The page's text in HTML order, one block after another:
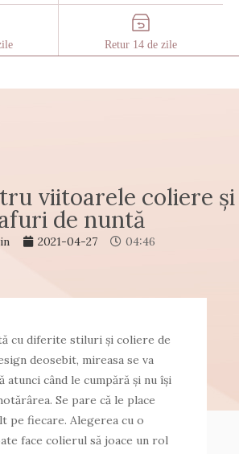
Retur 14 de zile
2021-04-27 04:46
viitoarele coliere și
de nuntă
cu diferite stiluri și coliere de
deosebit, mireasa se va
atunci când le cumpără și nu își
Se pare că le place
pe fiecare. Alegerea cu o
face colierul să joace un rol